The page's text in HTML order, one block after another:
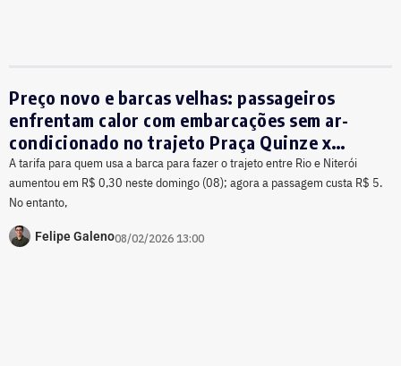
Preço novo e barcas velhas: passageiros
enfrentam calor com embarcações sem ar-
condicionado no trajeto Praça Quinze x
Araribóia
A tarifa para quem usa a barca para fazer o trajeto entre Rio e Niterói
aumentou em R$ 0,30 neste domingo (08); agora a passagem custa R$ 5.
No entanto,
Felipe Galeno08/02/2026 13:00